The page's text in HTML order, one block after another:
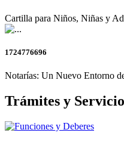
Cartilla para Niños, Niñas y
1724776696
Notarías: Un Nuevo Entorno
Trámites y